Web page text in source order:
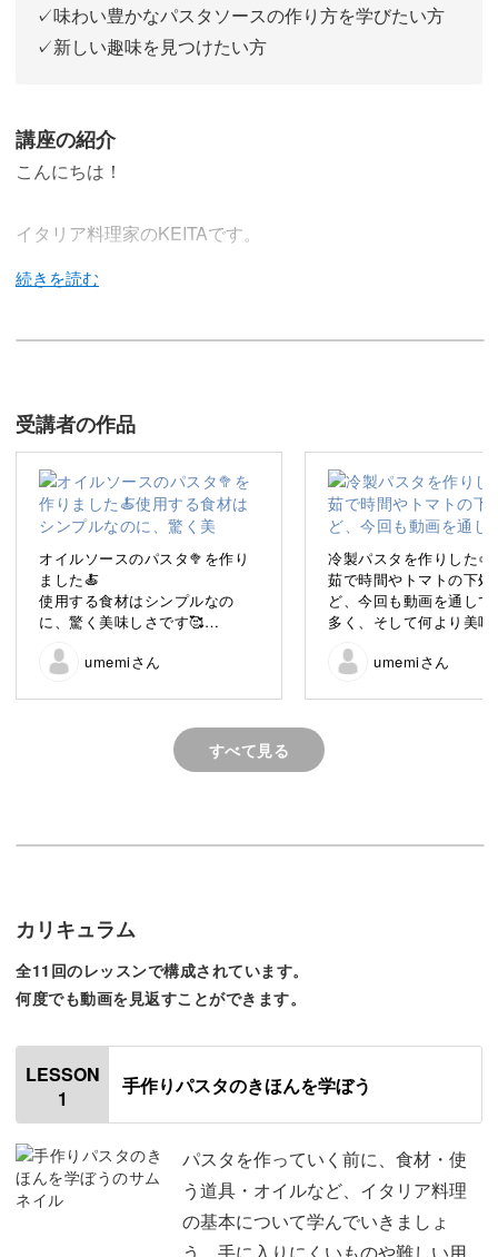
✓味わい豊かなパスタソースの作り方を学びたい方
✓新しい趣味を見つけたい方
講座の紹介
こんにちは！
イタリア料理家のKEITAです。
業へのレシピ提案など幅広く活動しています。
ちパスタとも相性のよい「パスタソース」の作り方をご紹
介します。
手打ちパスタって？
手作業で作るので、形や厚みにバラつきがあり、ソースと
も良く絡むパスタに仕上がります。
市販のパスタよりもやや太めで歯ごたえがあり、もちもち
とした食感が特徴です。
噛むほどに小麦の風味が広がり、「パスタそのものが美味
受講者の作品
オイルソースのパスタ🥦を作り
ました🍝
使用する食材はシンプルなの
に、驚く美味しさです🥰
今後も活用させていただきま
今回受講することができ、パス
タのバリエーションが増えて嬉
学びの多い講座をありがとうご
umemiさん
冷製パスタを作りした
茹で時間やトマトの下処
ど、今回も動画を通して
多く、そして何より美味
また作ります！！
umemiさん
すべて見る
カリキュラム
全11回のレッスンで構成されています。
何度でも動画を見返すことができます。
LESSON
1
手作りパスタのきほんを学ぼう
パスタを作っていく前に、食材・使
う道具・オイルなど、イタリア料理
の基本について学んでいきましょ
う。手に入りにくいものや難しい用